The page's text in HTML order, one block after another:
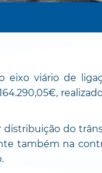
viário de
do
também na